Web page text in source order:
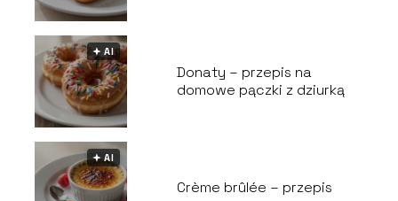
🟅 AI
Donaty – przepis na
domowe pączki z dziurką
🟅 AI
Crème brûlée – przepis